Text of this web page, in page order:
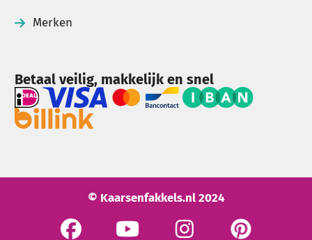
Merken
Betaal veilig, makkelijk en snel
© Kaarsenfakkels.nl 2024
See our FacebookSee our YouTube channel
Bekijk onze Instagram
Bekijk onze